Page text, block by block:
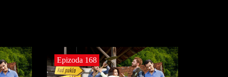
Epizoda 168